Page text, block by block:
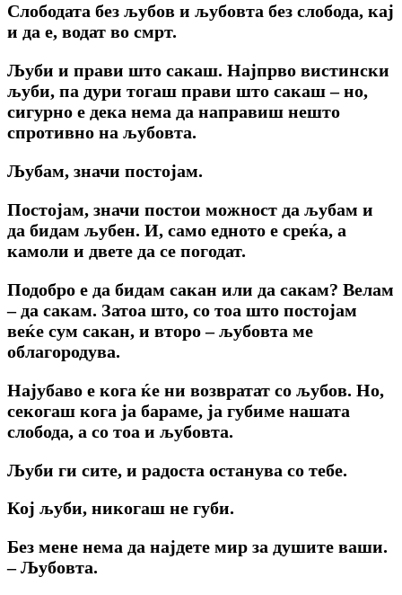
Слободата без љубов и љубовта без слобода, кај
и да e, водат во смрт.
Љуби и прави што сакаш. Најпрво вистински
љуби, па дури тогаш прави што сакаш – но,
сигурно e дека нема да направиш нешто
спротивно на љубовта.
Љубам, значи постојам.
Постојам, значи постои можност да љубам и
да бидам љубен. И, само едното e среќа, a
камоли и двете да се погодат.
Подобро е да бидам сакан или да сакам? Велам
– да сакам. Затоа што, co тоа што постојам
веќе сум сакан, и второ – љубовта ме
облагородува.
Најубаво е кога ќе ни возвратат co љубов. Но,
секогаш кога ја бараме, ја губиме нашата
слобода, a co тоа и љубовта.
Љуби ги сите, и радоста останува co тебе.
Кој љуби, никогаш не губи.
Без мене нема да најдете мир за душите ваши.
– Љубовта.